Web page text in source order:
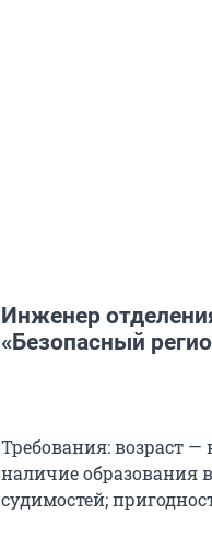
Инженер
«Безопасный
Требования: возраст —
наличие образования
судимостей;